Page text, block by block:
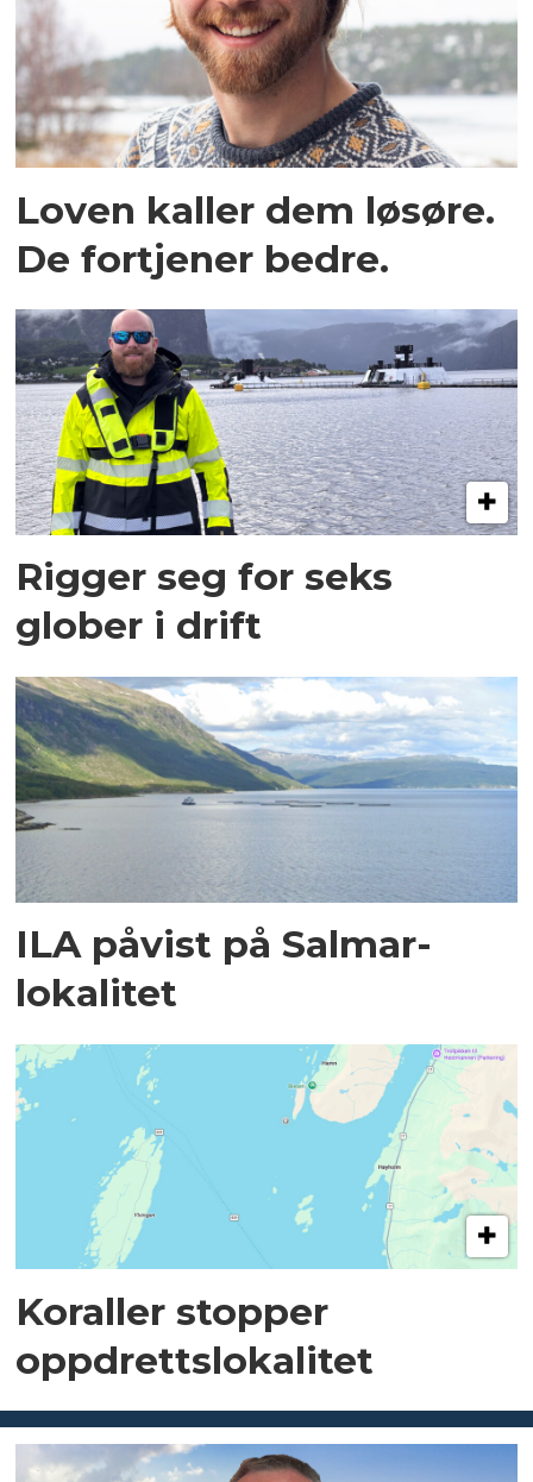
Loven kaller dem løsøre.
De fortjener bedre.
Rigger seg for seks
glober i drift
ILA påvist på Salmar-
lokalitet
Koraller stopper
oppdrettslokalitet